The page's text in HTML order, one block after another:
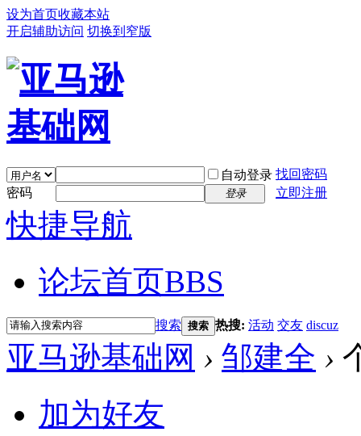
设为首页收藏本站
开启辅助访问 切换到窄版
自动登录 找回密码
密码
登录 立即注册
快捷导航
论坛首页BBS
搜索 搜索 热搜: 活动 交友 discuz
亚马逊基础网 › 邹建全 ›
加为好友